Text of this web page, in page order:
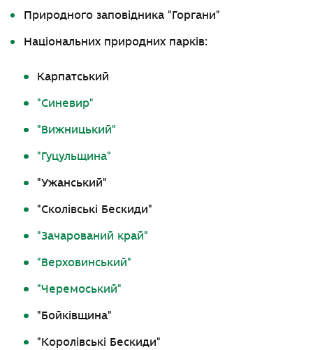
Природного заповідника " Горгани"
Національних природних парків:
Карпатський
"Синевир"
" Вижницький"
" Гуцульщина"
"Ужанський"
"Сколівські Бескиди"
"Зачарований край"
" Верховинський"
"Черемоський"
" Бойківщина"
" Королівські Бескиди"